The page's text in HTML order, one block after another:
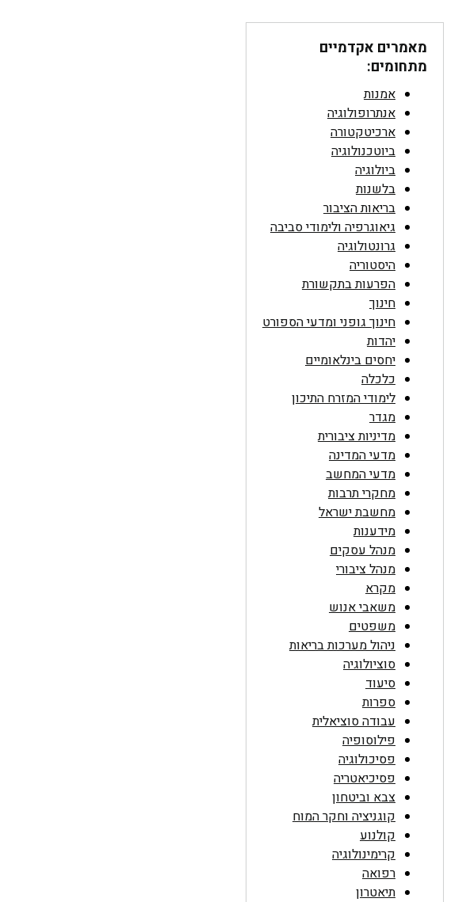
מאמרים אקדמיים
מתחומים:
אמנות
אנתרופולוגיה
ארכיטקטורה
ביוטכנולוגיה
ביולוגיה
בלשנות
בריאות הציבור
גיאוגרפיה ולימודי סביבה
גרונטולוגיה
היסטוריה
הפרעות בתקשורת
חינוך
חינוך גופני ומדעי הספורט
יהדות
יחסים בינלאומיים
כלכלה
לימודי המזרח התיכון
מגדר
מדיניות ציבורית
מדעי המדינה
מדעי המחשב
מחקרי תרבות
מחשבת ישראל
מידענות
מנהל עסקים
מנהל ציבורי
מקרא
משאבי אנוש
משפטים
ניהול מערכות בריאות
סוציולוגיה
סיעוד
ספרות
עבודה סוציאלית
פילוסופיה
פסיכולוגיה
פסיכיאטריה
צבא וביטחון
קוגניציה וחקר המוח
קולנוע
קרימינולוגיה
רפואה
תיאטרון